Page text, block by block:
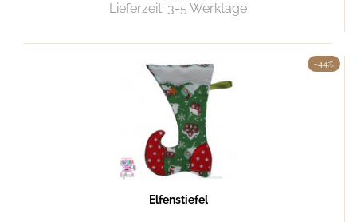
Lieferzeit: 3-5 Werktage
-44%
Elfenstiefel